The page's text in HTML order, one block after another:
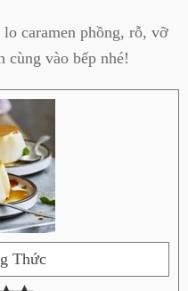
caramen phồng, rỗ, vỡ
cùng vào bếp nhé!
Thức